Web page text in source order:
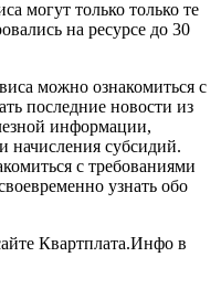
могут только только те
на ресурсе до 30
можно ознакомиться с
последние новости из
информации,
начисления субсидий.
с требованиями
узнать обо
Квартплата.Инфо в